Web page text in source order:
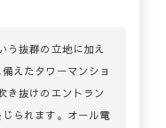
う抜群の立地に加え
えたタワーマンショ
き抜けのエントラン
られます。オール電